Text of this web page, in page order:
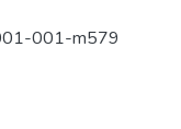
001-m579